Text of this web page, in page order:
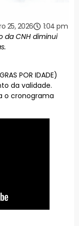
25, 2026
1:04 pm
da CNH diminui
POR IDADE)
da validade.
o cronograma